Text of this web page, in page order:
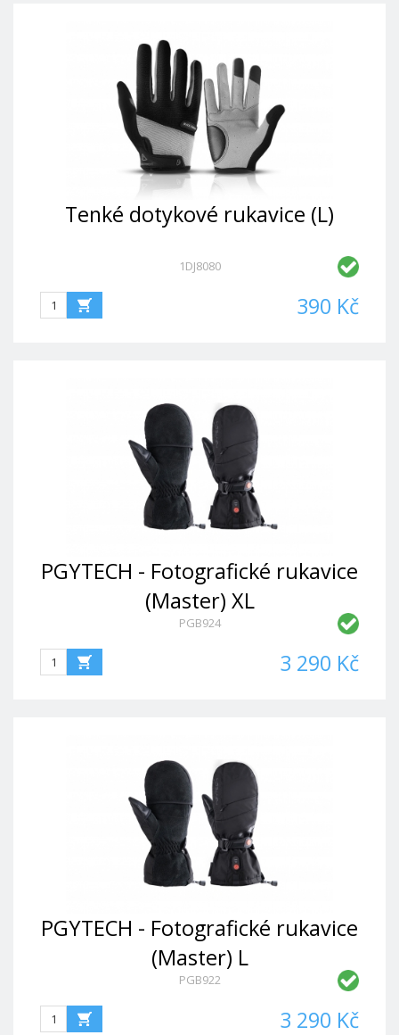
Tenké dotykové rukavice (L)
1DJ8080
390 Kč
PGYTECH - Fotografické rukavice
(Master) XL
PGB924
3 290 Kč
PGYTECH - Fotografické rukavice
(Master) L
PGB922
3 290 Kč